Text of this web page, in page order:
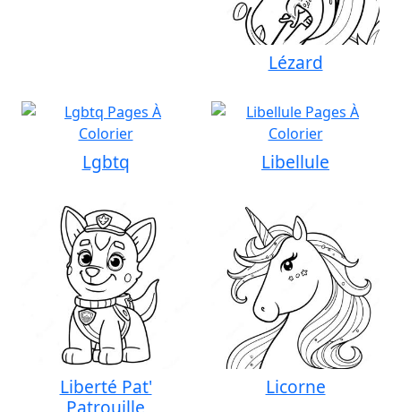
Lézard
Lgbtq Libellule
Liberté Pat'
Patrouille
Licorne